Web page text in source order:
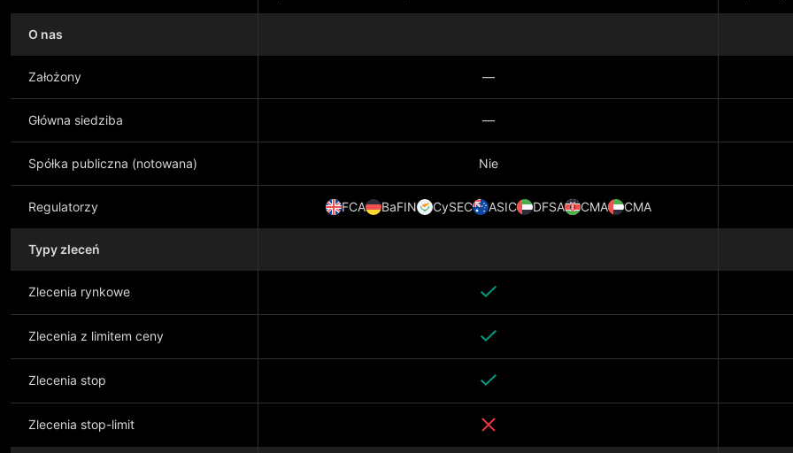
O nas
Założony —
Główna siedziba —
Spółka publiczna (notowana) Nie
Regulatorzy FCA BaFIN CySEC ASIC DFSA CMA CMA
Typy zleceń
Zlecenia rynkowe
Zlecenia z limitem ceny
Zlecenia stop
Zlecenia stop-limit